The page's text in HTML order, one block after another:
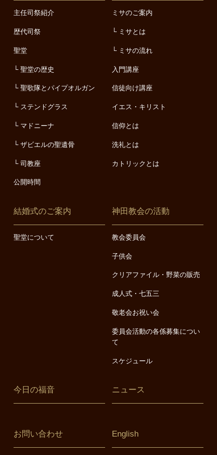
主任司祭紹介
歴代司祭
聖堂
聖堂の歴史
聖歌隊とパイプオルガン
ステンドグラス
マドニーナ
ザビエルの聖遺骨
司教座
公開時間
ミサのご案内
ミサとは
ミサの流れ
入門講座
信徒向け講座
イエス・キリスト
信仰とは
洗礼とは
カトリックとは
結婚式のご案内
聖堂について
神田教会の活動
教会委員会
子供会
クリアファイル・野菜の販売
成人式・七五三
敬老会お祝い会
委員会活動の各係募集につい
て
スケジュール
今日の福音 ニュース
お問い合わせ English